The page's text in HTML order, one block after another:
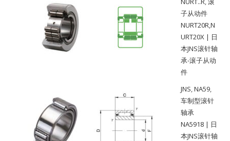
子从动件
NURT20R,N
URT20X | 日
本JNS滚针轴
承-滚子从动
件
JNS,NA59,
车制型滚针
轴承
NA5918 | 日
本JNS滚针轴